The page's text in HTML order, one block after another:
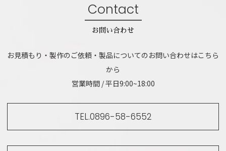
Contact
お問い合わせ
お見積もり・製作のご依頼・製品についてのお問い合わせはこちら
から
営業時間 / 平日9:00~18:00
TEL.0896-58-6552